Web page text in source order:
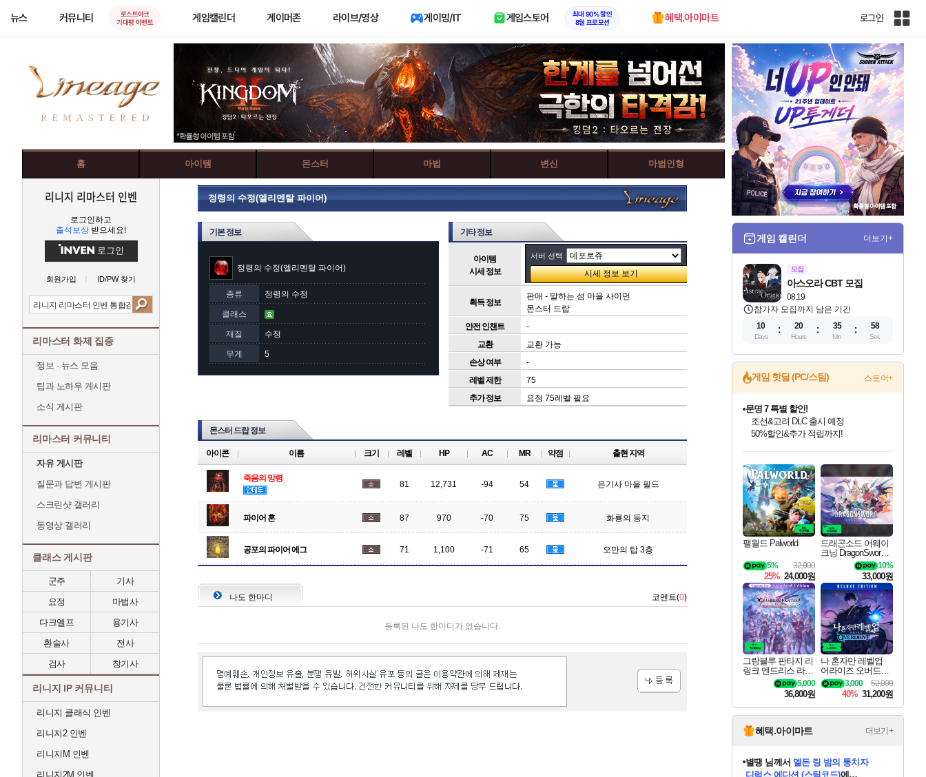
뉴스 커뮤니티
로스트아크
기대평 이벤트
게임캘린더 게이머존 라이브/영상 게이밍/IT 게임스토어
최대 90% 할인
8월 프로모션
혜택.아이마트 로그인
인
전
사
이
트
홈 아이템 몬스터 마법 변신 마법인형
리니지 리마스터 인벤
로그인하고
출석보상 받으세요!
로그인
회원가입 ID/PW 찾기
리마스터 화제 집중
정보 · 뉴스 모음
팁과 노하우 게시판
소식 게시판
리마스터 커뮤니티
자유 게시판
질문과 답변 게시판
스크린샷 갤러리
동영상 갤러리
클래스 게시판
군주
기사
요정
마법사
다크엘프
용기사
환술사
전사
검사
창기사
리니지 IP 커뮤니티
리니지 클래식 인벤
리니지2 인벤
리니지M 인벤
리니지2M 인벤
정령의 수정(엘리멘탈 파이어)
기본 정보
정령의 수정(엘리멘탈 파이어)
종류 정령의 수정
클래스
재질 수정
무게 5
기타 정보
아이템
시세 정보
서버 선택
획득 정보
판매 - 말하는 섬 마을 사이먼
몬스터 드랍
안전 인챈트
-
교환
교환 가능
손상 여부
-
레벨 제한
75
추가 정보
요정 75레벨 필요
몬스터 드랍 정보
아이콘 이름 크기 레벨 HP AC MR 약점 출현 지역
죽음의 망령
81 12,731 -94 54 은기사 마을 필드
파이어 혼 87 970 -70 75 화룡의 둥지
공포의 파이어 에그 71 1,100 -71 65 오만의 탑 3층
나도 한마디 코멘트(0)
등록된 나도 한마디가 없습니다.
게임 캘린더 더보기+
모집
08.19
아스오라 CBT 모집
참가자 모집까지 남은 기간
10
Days
20
Hours
35
Min
57
Sec
게임 핫딜 (PC/스팀) 스토어+
최대 90% 할인가를 만나보세요!
네이버혜택과 함께 만나보세요!
문명 7 특별 할인!
조선&고려 DLC 출시 예정
50%할인&추가 적립까지!
네이버 포인트 혜택까지!
이니&베니 혜택까지!
네이버 혜택가와 함께 예약하세요!
할인&네이버혜택으로 만나보세요!
네이버페이 혜택과 만나보세요!
40주년 프로모션으로 만나보세요!
할인가에 만나보세요!
일부 에디션 상시 할인!
혜택으로 예약 판매 중
편안하게 충전하세요
팰월드 Palworld
32,000
5%
25% 24,000원
드래곤소드 어웨이
크닝 DragonSword A
10%
33,000원
그랑블루 판타지 리
링크 엔드리스 라그
나로크 업그레이드
킷 Granblue Fantasy
Relink Endless Ragn
arok Upgrade Kit DL
C
5,000
36,800원
나 혼자만 레벨업
어라이즈 오버드라
이브 디럭스 에디션
Solo Leveling Arise
Overdrive Deluxe Edi
tion
52,000
3,000
40% 31,200원
혜택.아이마트 더보기+
별땡 님께서 엘든 링 밤의 통치자
디럭스 에디션 (스팀코드)에